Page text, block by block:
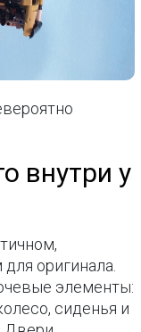
внутри у
оригинала.
элементы:
сиденья и